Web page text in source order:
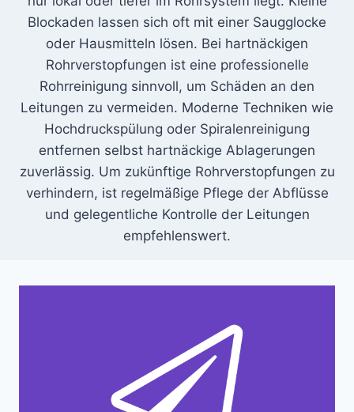
Blockaden lassen sich oft mit einer Saugglocke
oder Hausmitteln lösen. Bei hartnäckigen
Rohrverstopfungen ist eine professionelle
Rohrreinigung sinnvoll, um Schäden an den
Leitungen zu vermeiden. Moderne Techniken wie
Hochdruckspülung oder Spiralenreinigung
entfernen selbst hartnäckige Ablagerungen
zuverlässig. Um zukünftige Rohrverstopfungen zu
verhindern, ist regelmäßige Pflege der Abflüsse
und gelegentliche Kontrolle der Leitungen
empfehlenswert.